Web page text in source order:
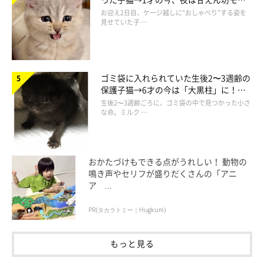
ドになるコに成長！
お迎え2日目、ケージ越しに“おしゃべり”する姿を
見せていた子 …
ゴミ袋に入れられていた生後2〜3週齢の
保護子猫→6才の今は「大黒柱」に！
美しい黒猫に成長した姿にグッとくる
生後2〜3週齢ごろに、ゴミ袋の中で見つかった小さ
な命。ミルク …
おかたづけもできる点がうれしい！ 動物の
鳴き声やセリフが盛りだくさんの「アニ
ア ...
PR(タカラトミー｜Hugkum)
もっと見る